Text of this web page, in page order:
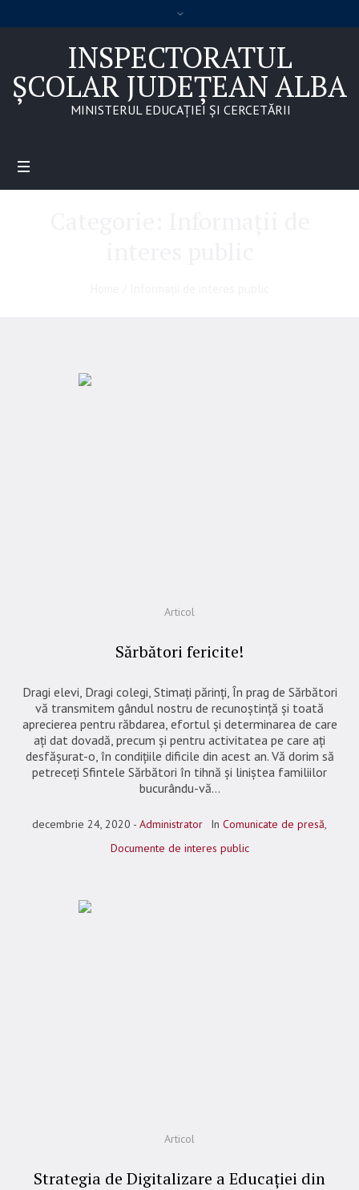
INSPECTORATUL
ȘCOLAR JUDEȚEAN ALBA
MINISTERUL EDUCAȚIEI ȘI CERCETĂRII
Articol
Sărbători fericite!
Dragi elevi, Dragi colegi, Stimați părinți, În prag de Sărbători
vă transmitem gândul nostru de recunoștință și toată
aprecierea pentru răbdarea, efortul și determinarea de care
ați dat dovadă, precum și pentru activitatea pe care ați
desfășurat-o, în condițiile dificile din acest an. Vă dorim să
petreceți Sfintele Sărbători în tihnă și liniștea familiilor
bucurându-vă...
decembrie 24, 2020 Administrator In Comunicate de presă,
Documente de interes public
Articol
Strategia de Digitalizare a Educației din